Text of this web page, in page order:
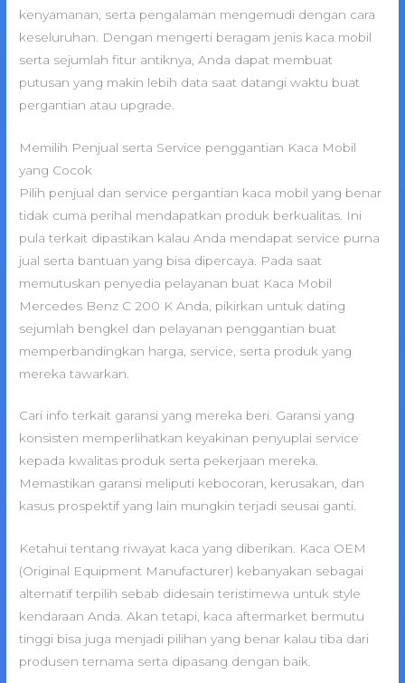
kenyamanan, serta pengalaman mengemudi dengan cara
keseluruhan. Dengan mengerti beragam jenis kaca mobil
serta sejumlah fitur antiknya, Anda dapat membuat
putusan yang makin lebih data saat datangi waktu buat
pergantian atau upgrade.
Memilih Penjual serta Service penggantian Kaca Mobil
yang Cocok
Pilih penjual dan service pergantian kaca mobil yang benar
tidak cuma perihal mendapatkan produk berkualitas. Ini
pula terkait dipastikan kalau Anda mendapat service purna
jual serta bantuan yang bisa dipercaya. Pada saat
memutuskan penyedia pelayanan buat Kaca Mobil
Mercedes Benz C 200 K Anda, pikirkan untuk dating
sejumlah bengkel dan pelayanan penggantian buat
memperbandingkan harga, service, serta produk yang
mereka tawarkan.
Cari info terkait garansi yang mereka beri. Garansi yang
konsisten memperlihatkan keyakinan penyuplai service
kepada kwalitas produk serta pekerjaan mereka.
Memastikan garansi meliputi kebocoran, kerusakan, dan
kasus prospektif yang lain mungkin terjadi seusai ganti.
Ketahui tentang riwayat kaca yang diberikan. Kaca OEM
(Original Equipment Manufacturer) kebanyakan sebagai
alternatif terpilih sebab didesain teristimewa untuk style
kendaraan Anda. Akan tetapi, kaca aftermarket bermutu
tinggi bisa juga menjadi pilihan yang benar kalau tiba dari
produsen ternama serta dipasang dengan baik.